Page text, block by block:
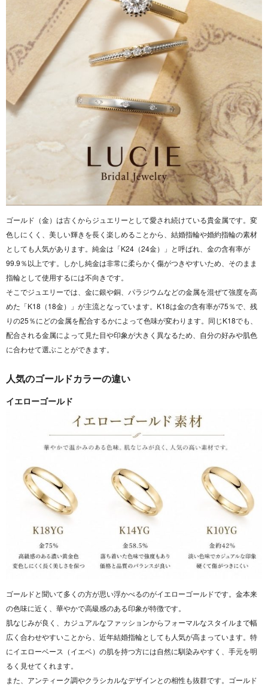
ゴールド（金）は古くからジュエリーとして愛され続けている貴金属です。変
色しにくく、美しい輝きを長く楽しめることから、結婚指輪や婚約指輪の素材
としても人気があります。純金は「K24（24金）」と呼ばれ、金の含有率が
99.9％以上です。しかし純金は非常に柔らかく傷がつきやすいため、そのまま
指輪として使用するには不向きです。
そこでジュエリーでは、金に銀や銅、パラジウムなどの金属を混ぜて強度を高
めた「K18（18金）」が主流となっています。K18は金の含有率が75％で、残
りの25％にどの金属を配合するかによって色味が変わります。同じK18でも、
配合される金属によって見た目や印象が大きく異なるため、自分の好みや肌色
に合わせて選ぶことができます。
人気のゴールドカラーの違い
イエローゴールド
ゴールドと聞いて多くの方が思い浮かべるのがイエローゴールドです。金本来
の色味に近く、華やかで高級感のある印象が特徴です。
肌なじみが良く、カジュアルなファッションからフォーマルなスタイルまで幅
広く合わせやすいことから、近年結婚指輪としても人気が高まっています。特
にイエローベース（イエベ）の肌を持つ方には自然に馴染みやすく、手元を明
るく見せてくれます。
また、アンティーク調やクラシカルなデザインとの相性も抜群です。ゴールド